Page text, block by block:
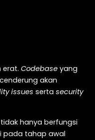
erat. Codebase yang
akan
issues serta security
hanya berfungsi
pada tahap awal